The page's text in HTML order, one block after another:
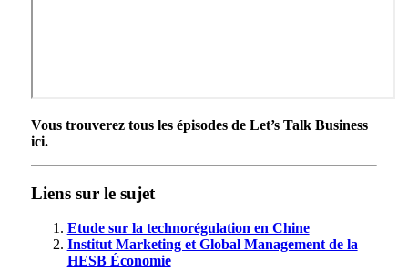
Vous trouverez tous les épisodes de Let’s Talk Business
ici.
Liens sur le sujet
Etude sur la technorégulation en Chine
Institut Marketing et Global Management de la
HESB Économie